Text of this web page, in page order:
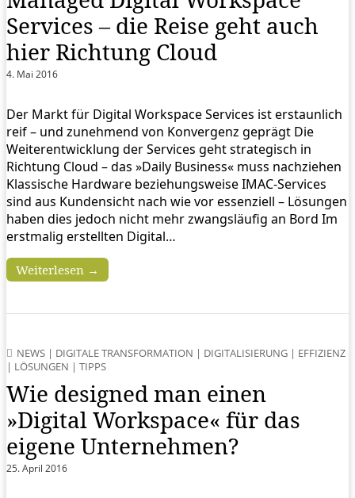
Services – die Reise geht auch
hier Richtung Cloud
4. Mai 2016
Der Markt für Digital Workspace Services ist erstaunlich
reif – und zunehmend von Konvergenz geprägt Die
Weiterentwicklung der Services geht strategisch in
Richtung Cloud – das »Daily Business« muss nachziehen
Klassische Hardware beziehungsweise IMAC-Services
sind aus Kundensicht nach wie vor essenziell – Lösungen
haben dies jedoch nicht mehr zwangsläufig an Bord Im
erstmalig erstellten Digital…
Weiterlesen →
NEWS | DIGITALE TRANSFORMATION | DIGITALISIERUNG | EFFIZIENZ
| LÖSUNGEN | TIPPS
Wie designed man einen
»Digital Workspace« für das
eigene Unternehmen?
25. April 2016